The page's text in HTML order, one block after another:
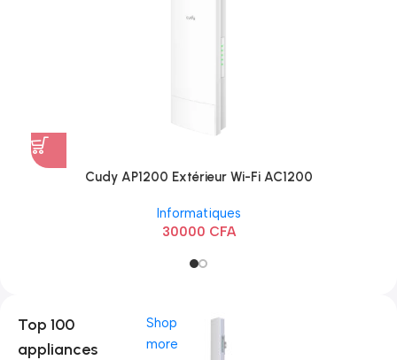
Cudy AP1200 Extérieur Wi-Fi AC1200
Informatiques
30000 CFA
Top 100
appliances
Shop
more